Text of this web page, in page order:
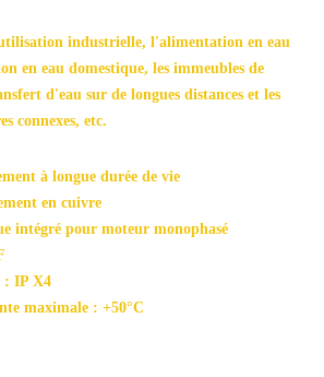
industrielle, l'alimentation en eau
en eau domestique, les immeubles de
d'eau sur de longues distances et les
connexes, etc.
à longue durée de vie
en cuivre
intégré pour moteur monophasé
: IP X4
maximale : +50°C